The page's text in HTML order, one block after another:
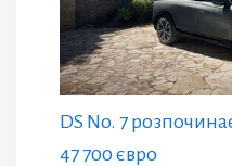
DS No. 7
47 700 євро